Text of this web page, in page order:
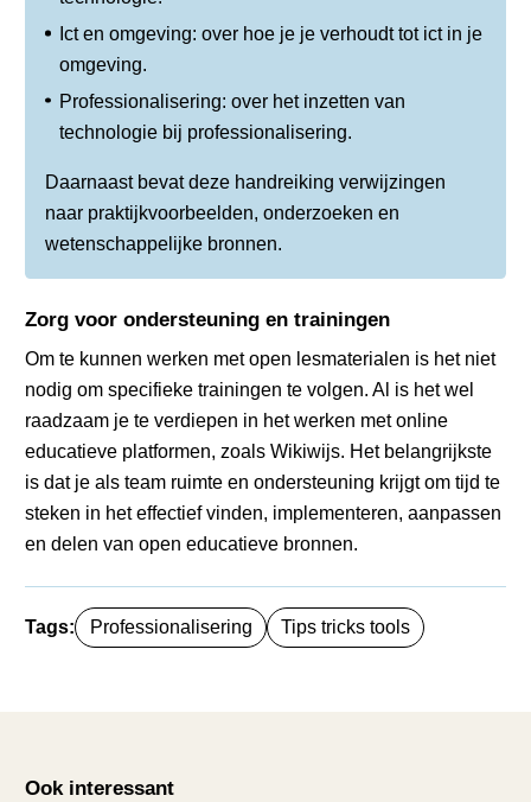
Ict en omgeving: over hoe je je verhoudt tot ict in je
omgeving.
Professionalisering: over het inzetten van
technologie bij professionalisering.
Daarnaast bevat deze handreiking verwijzingen
naar praktijkvoorbeelden, onderzoeken en
wetenschappelijke bronnen.
Zorg voor ondersteuning en trainingen
Om te kunnen werken met open lesmaterialen is het niet
nodig om specifieke trainingen te volgen. Al is het wel
raadzaam je te verdiepen in het werken met online
educatieve platformen, zoals Wikiwijs. Het belangrijkste
is dat je als team ruimte en ondersteuning krijgt om tijd te
steken in het effectief vinden, implementeren, aanpassen
en delen van open educatieve bronnen.
Tags: Professionalisering Tips tricks tools
Ook interessant